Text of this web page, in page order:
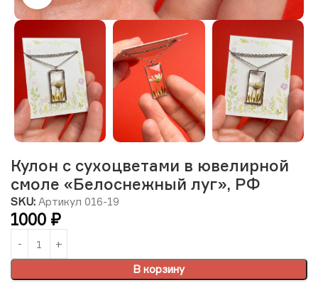
Кулон с сухоцветами в ювелирной
смоле «Белоснежный луг», РФ
SKU: Артикул 016-19
1000 ₽
В корзину